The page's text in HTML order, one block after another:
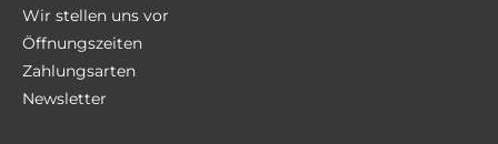
Wir stellen uns vor
Öffnungszeiten
Zahlungsarten
Newsletter